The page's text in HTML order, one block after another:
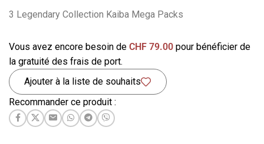
3 Legendary Collection Kaiba Mega Packs
Vous avez encore besoin de CHF 79.00 pour bénéficier de
la gratuité des frais de port.
Ajouter à la liste de souhaits
Recommander ce produit :